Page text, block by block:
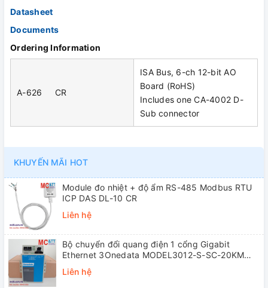
Datasheet
Documents
Ordering Information
A-626 CR
ISA Bus, 6-ch 12-bit AO
Board (RoHS)
Includes one CA-4002 D-
Sub connector
KHUYẾN MÃI HOT
Module đo nhiệt + độ ẩm RS-485 Modbus RTU
ICP DAS DL-10 CR
Liên hệ
Bộ chuyển đổi quang điện 1 cổng Gigabit
Ethernet 3Onedata MODEL3012-S-SC-20KM
Liên hệ